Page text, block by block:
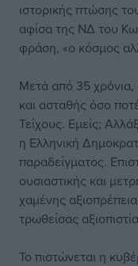
ιστορικής πτώσης
αφίσα της ΝΔ του
φράση, «ο κόσμος
Μετά από 35 χρόνια,
και ασταθής όσο
Τείχους. Εμείς;
η Ελληνική
παραδείγματος.
ουσιαστικής και
χαμένης
τρωθείσας
Το πιστώνεται η